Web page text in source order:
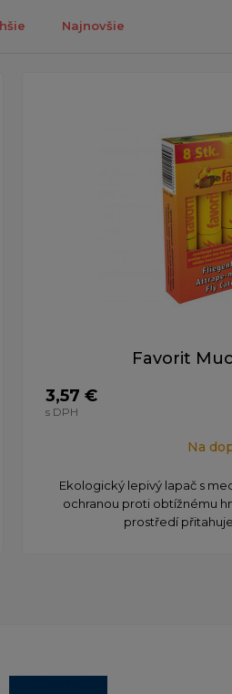
Najnovšie
Favorit
3,57 €
s DPH
Na
Ekologický lepivý lapač s
ochranou proti obtížnému
prostředí přitahuje